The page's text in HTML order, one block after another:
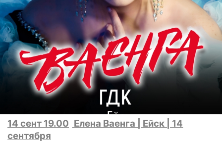
14 сент 19.00 Елена Ваенга | Ейск | 14
сентября